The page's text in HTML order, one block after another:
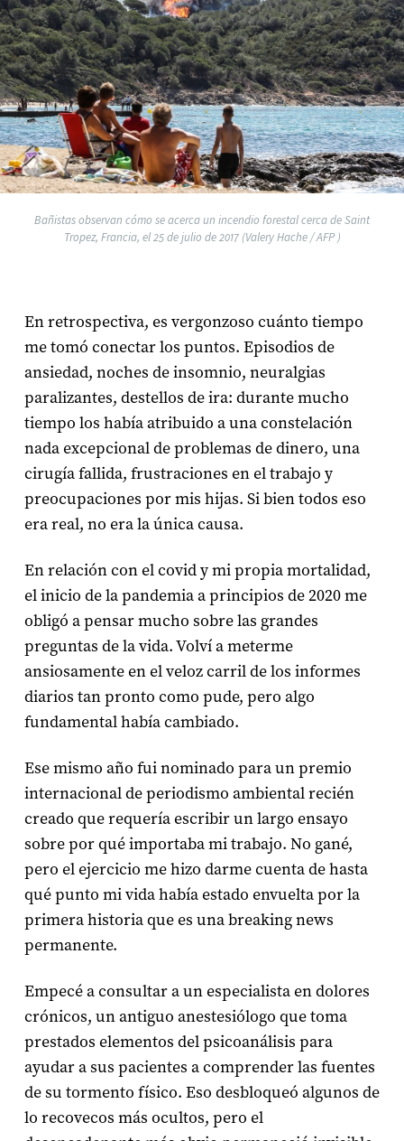
Bañistas observan cómo se acerca un incendio forestal cerca de Saint
Tropez, Francia, el 25 de julio de 2017 (Valery Hache / AFP )
En retrospectiva, es vergonzoso cuánto tiempo
me tomó conectar los puntos. Episodios de
ansiedad, noches de insomnio, neuralgias
paralizantes, destellos de ira: durante mucho
tiempo los había atribuido a una constelación
nada excepcional de problemas de dinero, una
cirugía fallida, frustraciones en el trabajo y
preocupaciones por mis hijas. Si bien todos eso
era real, no era la única causa.
En relación con el covid y mi propia mortalidad,
el inicio de la pandemia a principios de 2020 me
obligó a pensar mucho sobre las grandes
preguntas de la vida. Volví a meterme
ansiosamente en el veloz carril de los informes
diarios tan pronto como pude, pero algo
fundamental había cambiado.
Ese mismo año fui nominado para un premio
internacional de periodismo ambiental recién
creado que requería escribir un largo ensayo
sobre por qué importaba mi trabajo. No gané,
pero el ejercicio me hizo darme cuenta de hasta
qué punto mi vida había estado envuelta por la
primera historia que es una breaking news
permanente.
Empecé a consultar a un especialista en dolores
crónicos, un antiguo anestesiólogo que toma
prestados elementos del psicoanálisis para
ayudar a sus pacientes a comprender las fuentes
de su tormento físico. Eso desbloqueó algunos de
lo recovecos más ocultos, pero el